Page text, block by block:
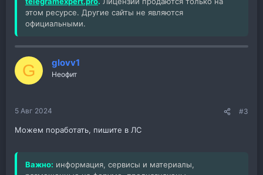
этом ресурсе. Другие сайты не являются
официальными.
G glovv1
Неофит
5 Авг 2024 #3
Можем поработать, пишите в ЛС
Важно: информация, сервисы и материалы,